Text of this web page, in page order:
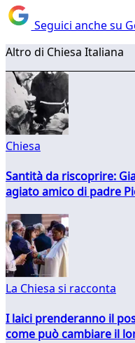
Seguici anche su
Altro di Chiesa Italiana
Chiesa
Santità da riscoprire:
agiato amico di padre
La Chiesa si racconta
I laici prenderanno il
come può cambiare il